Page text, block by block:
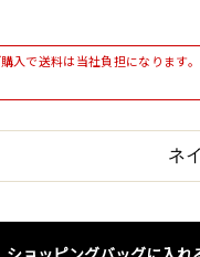
入で送料は当社負担になります
ネ